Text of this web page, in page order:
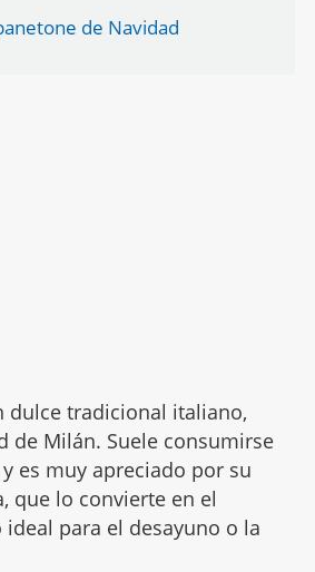
de Navidad
dulce tradicional italiano,
de Milán. Suele consumirse
y es muy apreciado por su
que lo convierte en el
para el desayuno o la